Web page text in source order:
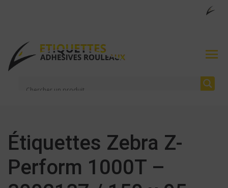
Étiquettes Zebra Z-
Perform 1000T –